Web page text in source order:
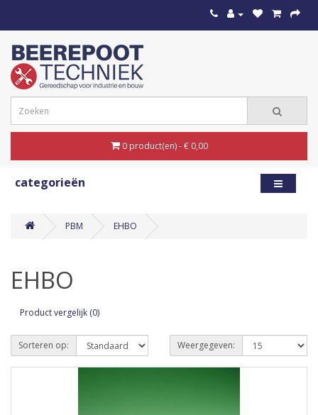
0 product(en) - € 0,00
categorieën
PBM EHBO
EHBO
Product vergelijk (0)
Sorteren op: Weergegeven: